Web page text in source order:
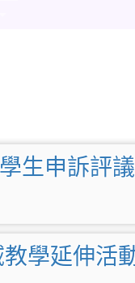
生申訴評
學延伸活